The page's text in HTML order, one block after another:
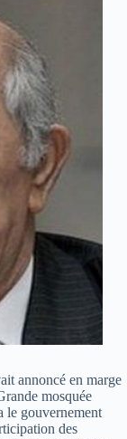
annoncé en marge
mosquée
le gouvernement
des